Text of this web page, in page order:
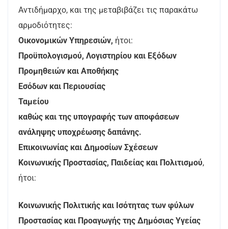
Αντιδήμαρχο, και της μεταβιβάζει τις παρακάτω
αρμοδιότητες:
Οικονομικών Υπηρεσιών, ήτοι:
Προϋπολογισμού, Λογιστηρίου και Εξόδων
Προμηθειών και Αποθήκης
Εσόδων και Περιουσίας
Ταμείου
καθώς και της υπογραφής των αποφάσεων
ανάληψης υποχρέωσης δαπάνης.
Επικοινωνίας και Δημοσίων Σχέσεων
Κοινωνικής Προστασίας, Παιδείας και Πολιτισμού,
ήτοι:
Κοινωνικής Πολιτικής και Ισότητας των φύλων
Προστασίας και Προαγωγής της Δημόσιας Υγείας